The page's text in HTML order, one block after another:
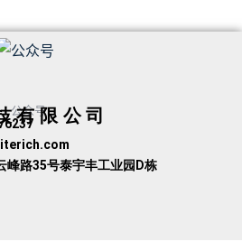
公众号
有限公司
峰路35号泰宇丰工业园D栋